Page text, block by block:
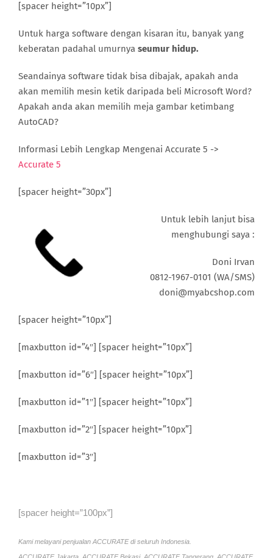
[spacer height=”10px”]
Untuk harga software dengan kisaran itu, banyak yang
keberatan padahal umurnya seumur hidup.
Seandainya software tidak bisa dibajak, apakah anda
akan memilih mesin ketik daripada beli Microsoft Word?
Apakah anda akan memilih meja gambar ketimbang
AutoCAD?
Informasi Lebih Lengkap Mengenai Accurate 5 ->
Accurate 5
[spacer height=”30px”]
Untuk lebih lanjut bisa
menghubungi saya :
Doni Irvan
0812-1967-0101 (WA/SMS)
doni@myabcshop.com
[spacer height=”10px”]
[maxbutton id=”4″] [spacer height=”10px”]
[maxbutton id=”6″] [spacer height=”10px”]
[maxbutton id=”1″] [spacer height=”10px”]
[maxbutton id=”2″] [spacer height=”10px”]
[maxbutton id=”3″]
[spacer height=”100px”]
Kami melayani penjualan ACCURATE di seluruh Indonesia.